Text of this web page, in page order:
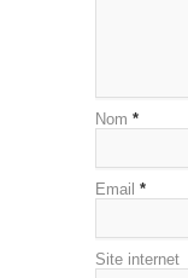
Nom *
Email *
Site internet